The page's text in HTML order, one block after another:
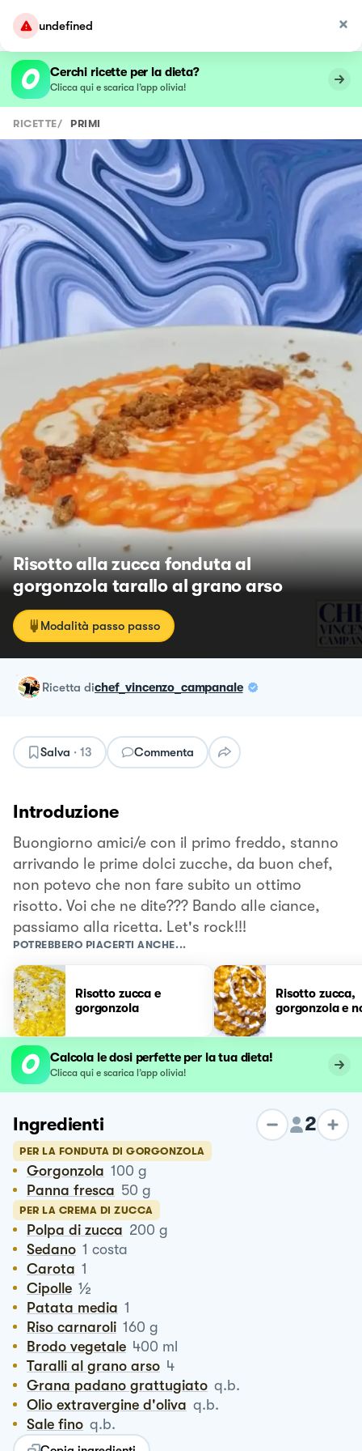
Cerchi ricette per la dieta?
Clicca qui e scarica l’app olivia!
RICETTE/ PRIMI
Risotto alla zucca fonduta al
gorgonzola tarallo al grano arso
Modalità passo passo
ricetta dichef_vincenzo_campanale
Salva · 13 Commenta
Introduzione
Buongiorno amici/e con il primo freddo, stanno
arrivando le prime dolci zucche, da buon chef,
non potevo che non fare subito un ottimo
risotto. Voi che ne dite??? Bando alle ciance,
passiamo alla ricetta. Let's rock!!!
POTREBBERO PIACERTI ANCHE...
Risotto zucca e
gorgonzola
Risotto zucca,
gorgonzola e
Calcola le dosi perfette per la tua dieta!
Clicca qui e scarica l’app olivia!
Ingredienti 2
PER LA FONDUTA DI GORGONZOLA
Gorgonzola 100 g
Panna fresca 50 g
PER LA CREMA DI ZUCCA
Polpa di zucca 200 g
Sedano 1 costa
Carota 1
Cipolle ½
Patata media 1
Riso carnaroli 160 g
Brodo vegetale 400 ml
Taralli al grano arso 4
Grana padano grattugiato q.b.
Olio extravergine d'oliva q.b.
Sale fino q.b.